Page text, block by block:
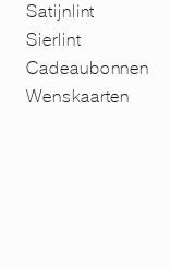
Satijnlint
Sierlint
Cadeaubonnen
Wenskaarten